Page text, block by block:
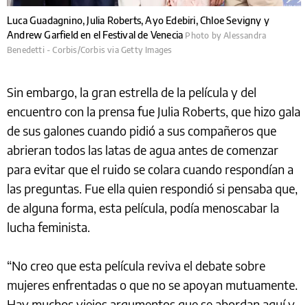
Luca Guadagnino, Julia Roberts, Ayo Edebiri, Chloe Sevigny y
Andrew Garfield en el Festival de Venecia Photo by Alessandra
Benedetti - Corbis/Corbis via Getty Images
Sin embargo, la gran estrella de la película y del
encuentro con la prensa fue Julia Roberts, que hizo gala
de sus galones cuando pidió a sus compañeros que
abrieran todos las latas de agua antes de comenzar
para evitar que el ruido se colara cuando respondían a
las preguntas. Fue ella quien respondió si pensaba que,
de alguna forma, esta película, podía menoscabar la
lucha feminista.
“No creo que esta película reviva el debate sobre
mujeres enfrentadas o que no se apoyan mutuamente.